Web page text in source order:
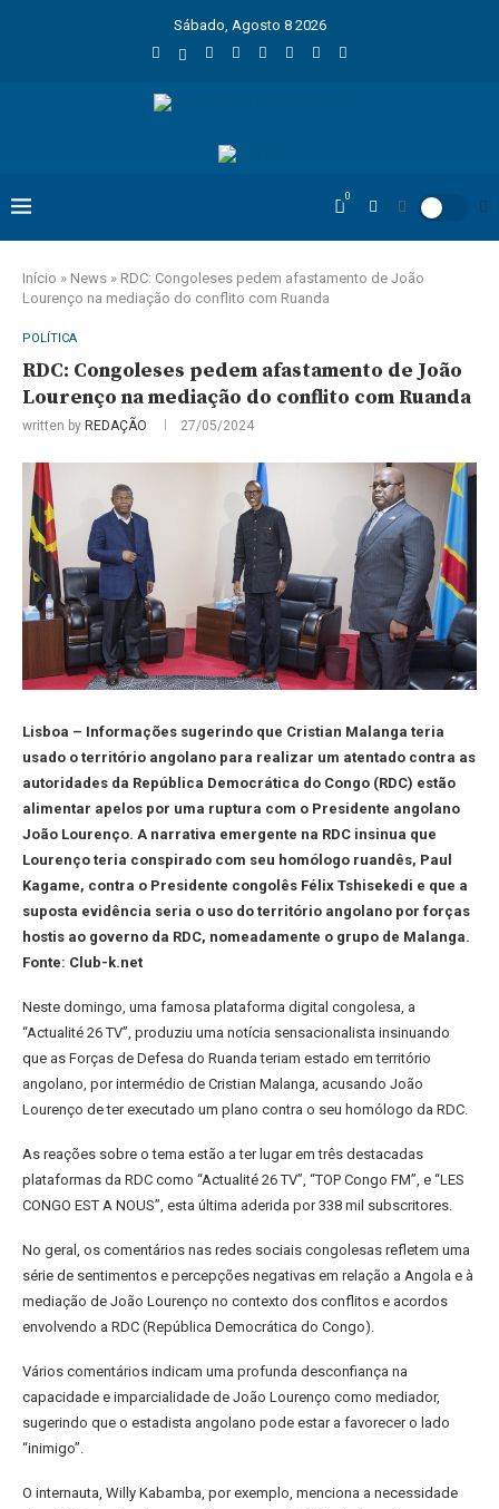
Sábado, Agosto 8 2026
0
Início » News » RDC: Congoleses pedem afastamento de João
Lourenço na mediação do conflito com Ruanda
POLÍTICA
RDC: Congoleses pedem afastamento de João
Lourenço na mediação do conflito com Ruanda
written by REDAÇÃO 27/05/2024
Lisboa – Informações sugerindo que Cristian Malanga teria
usado o território angolano para realizar um atentado contra as
autoridades da República Democrática do Congo (RDC) estão
alimentar apelos por uma ruptura com o Presidente angolano
João Lourenço. A narrativa emergente na RDC insinua que
Lourenço teria conspirado com seu homólogo ruandês, Paul
Kagame, contra o Presidente congolês Félix Tshisekedi e que a
suposta evidência seria o uso do território angolano por forças
hostis ao governo da RDC, nomeadamente o grupo de Malanga.
Fonte: Club-k.net
Neste domingo, uma famosa plataforma digital congolesa, a
“Actualité 26 TV”, produziu uma notícia sensacionalista insinuando
que as Forças de Defesa do Ruanda teriam estado em território
angolano, por intermédio de Cristian Malanga, acusando João
Lourenço de ter executado um plano contra o seu homólogo da RDC.
As reações sobre o tema estão a ter lugar em três destacadas
plataformas da RDC como “Actualité 26 TV”, “TOP Congo FM”, e “LES
CONGO EST A NOUS”, esta última aderida por 338 mil subscritores.
No geral, os comentários nas redes sociais congolesas refletem uma
série de sentimentos e percepções negativas em relação a Angola e à
mediação de João Lourenço no contexto dos conflitos e acordos
envolvendo a RDC (República Democrática do Congo).
Vários comentários indicam uma profunda desconfiança na
capacidade e imparcialidade de João Lourenço como mediador,
sugerindo que o estadista angolano pode estar a favorecer o lado
“inimigo”.
O internauta, Willy Kabamba, por exemplo, menciona a necessidade